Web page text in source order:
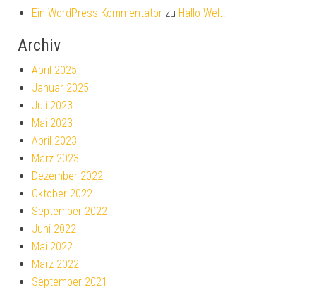
Ein WordPress-Kommentator zu Hallo Welt!
Archiv
April 2025
Januar 2025
Juli 2023
Mai 2023
April 2023
März 2023
Dezember 2022
Oktober 2022
September 2022
Juni 2022
Mai 2022
März 2022
September 2021